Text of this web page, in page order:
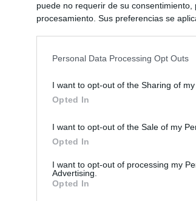
puede no requerir de su
procesamiento. Sus preferencias se
Personal Data Processing Opt Outs
I want to opt-out of the Sharing of my
Opted In
I want to opt-out of the Sale of my
Opted In
I want to opt-out of processing my
Advertising.
Opted In